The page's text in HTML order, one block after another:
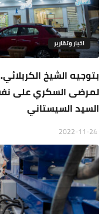
اخبار وتقارير
بتوجيه الشيخ
لمرضى السكري على
السيد السيستاني